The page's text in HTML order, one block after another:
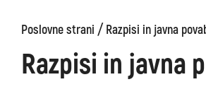
Poslovne strani /Razpisi in javna
Razpisi in javna